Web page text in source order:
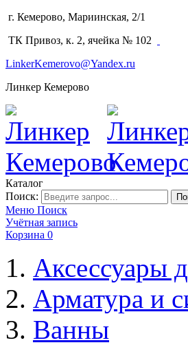
г. Кемерово, Мариинская, 2/1
ТК Привоз, к. 2, ячейка № 102
LinkerKemerovo@Yandex.ru
Линкер Кемерово
Каталог
Поиск:
Меню Поиск
Учётная запись
Корзина 0
Аксессуары
Арматура и
Ванны